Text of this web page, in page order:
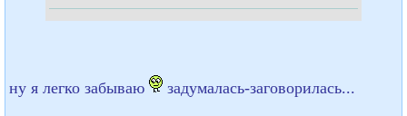
ну я легко забываю задумалась-заговорилась...